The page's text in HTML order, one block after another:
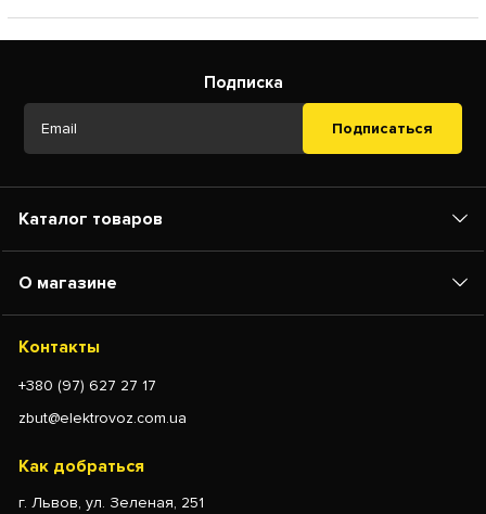
Подписка
Подписаться
Каталог товаров
О магазине
Контакты
+380 (97) 627 27 17
zbut@elektrovoz.com.ua
Как добраться
г. Львов, ул. Зеленая, 251